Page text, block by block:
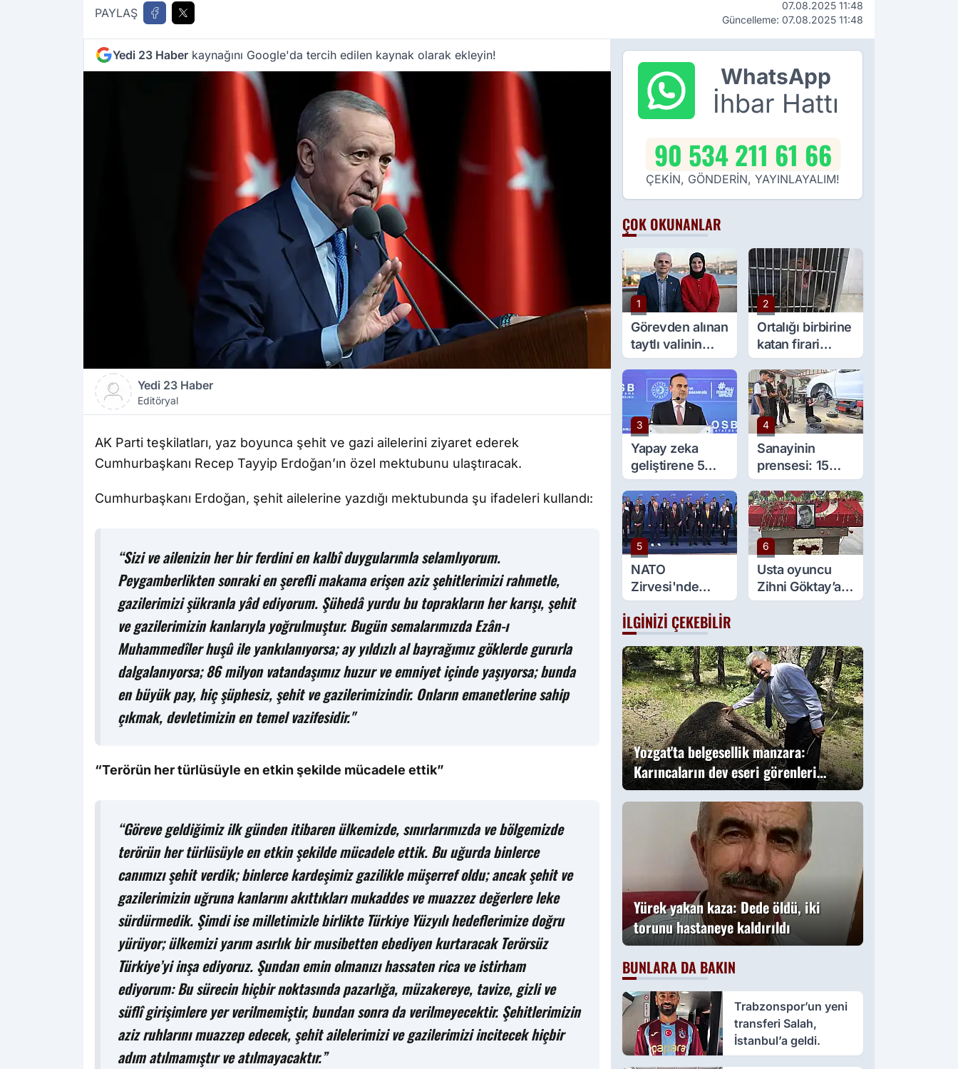
PAYLAŞ
07.08.2025 11:48
Güncelleme: 07.08.2025 11:48
Yedi 23 Haber kaynağını Google'da tercih edilen kaynak olarak ekleyin!
Yedi 23 Haber
Editöryal
AK Parti teşkilatları, yaz boyunca şehit ve gazi ailelerini ziyaret ederek
Cumhurbaşkanı Recep Tayyip Erdoğan’ın özel mektubunu ulaştıracak.
Cumhurbaşkanı Erdoğan, şehit ailelerine yazdığı mektubunda şu ifadeleri kullandı:
“Sizi ve ailenizin her bir ferdini en kalbî duygularımla selamlıyorum.
Peygamberlikten sonraki en şerefli makama erişen aziz şehitlerimizi rahmetle,
gazilerimizi şükranla yâd ediyorum. Şühedâ yurdu bu toprakların her karışı, şehit
ve gazilerimizin kanlarıyla yoğrulmuştur. Bugün semalarımızda Ezân-ı
Muhammedîler huşû ile yankılanıyorsa; ay yıldızlı al bayrağımız göklerde gururla
dalgalanıyorsa; 86 milyon vatandaşımız huzur ve emniyet içinde yaşıyorsa; bunda
en büyük pay, hiç şüphesiz, şehit ve gazilerimizindir. Onların emanetlerine sahip
çıkmak, devletimizin en temel vazifesidir."
“Terörün her türlüsüyle en etkin şekilde mücadele ettik”
“Göreve geldiğimiz ilk günden itibaren ülkemizde, sınırlarımızda ve bölgemizde
terörün her türlüsüyle en etkin şekilde mücadele ettik. Bu uğurda binlerce
canımızı şehit verdik; binlerce kardeşimiz gazilikle müşerref oldu; ancak şehit ve
gazilerimizin uğruna kanlarını akıttıkları mukaddes ve muazzez değerlere leke
sürdürmedik. Şimdi ise milletimizle birlikte Türkiye Yüzyılı hedeflerimize doğru
yürüyor; ülkemizi yarım asırlık bir musibetten ebediyen kurtaracak Terörsüz
Türkiye’yi inşa ediyoruz. Şundan emin olmanızı hassaten rica ve istirham
ediyorum: Bu sürecin hiçbir noktasında pazarlığa, müzakereye, tavize, gizli ve
süflî girişimlere yer verilmemiştir, bundan sonra da verilmeyecektir. Şehitlerimizin
aziz ruhlarını muazzep edecek, şehit ailelerimizi ve gazilerimizi incitecek hiçbir
adım atılmamıştır ve atılmayacaktır.”
WhatsApp
İhbar Hattı
90 534 211 61 66
ÇEKİN, GÖNDERİN, YAYINLAYALIM!
ÇOK OKUNANLAR
1
Görevden alınan
taytlı valinin
eşine sürpriz
görev
2
Ortalığı birbirine
katan firari
maymun, kadını
yaraladı
3
Yapay zeka
geliştirene 5
milyon lira kredi
desteği
4
Sanayinin
prensesi: 15
yaşında 5 çırağı
var
5
NATO
Zirvesi'nde
gülümseten an:
Beyaz spor
ayakkabılar
gündem oldu
6
Usta oyuncu
Zihni Göktay’a
veda
İLGINIZI ÇEKEBILIR
Yozgat'ta belgesellik manzara:
Karıncaların dev eseri görenleri
büyüledi
Yürek yakan kaza: Dede öldü, iki
torunu hastaneye kaldırıldı
BUNLARA DA BAKIN
Trabzonspor’un yeni
transferi Salah,
İstanbul’a geldi.